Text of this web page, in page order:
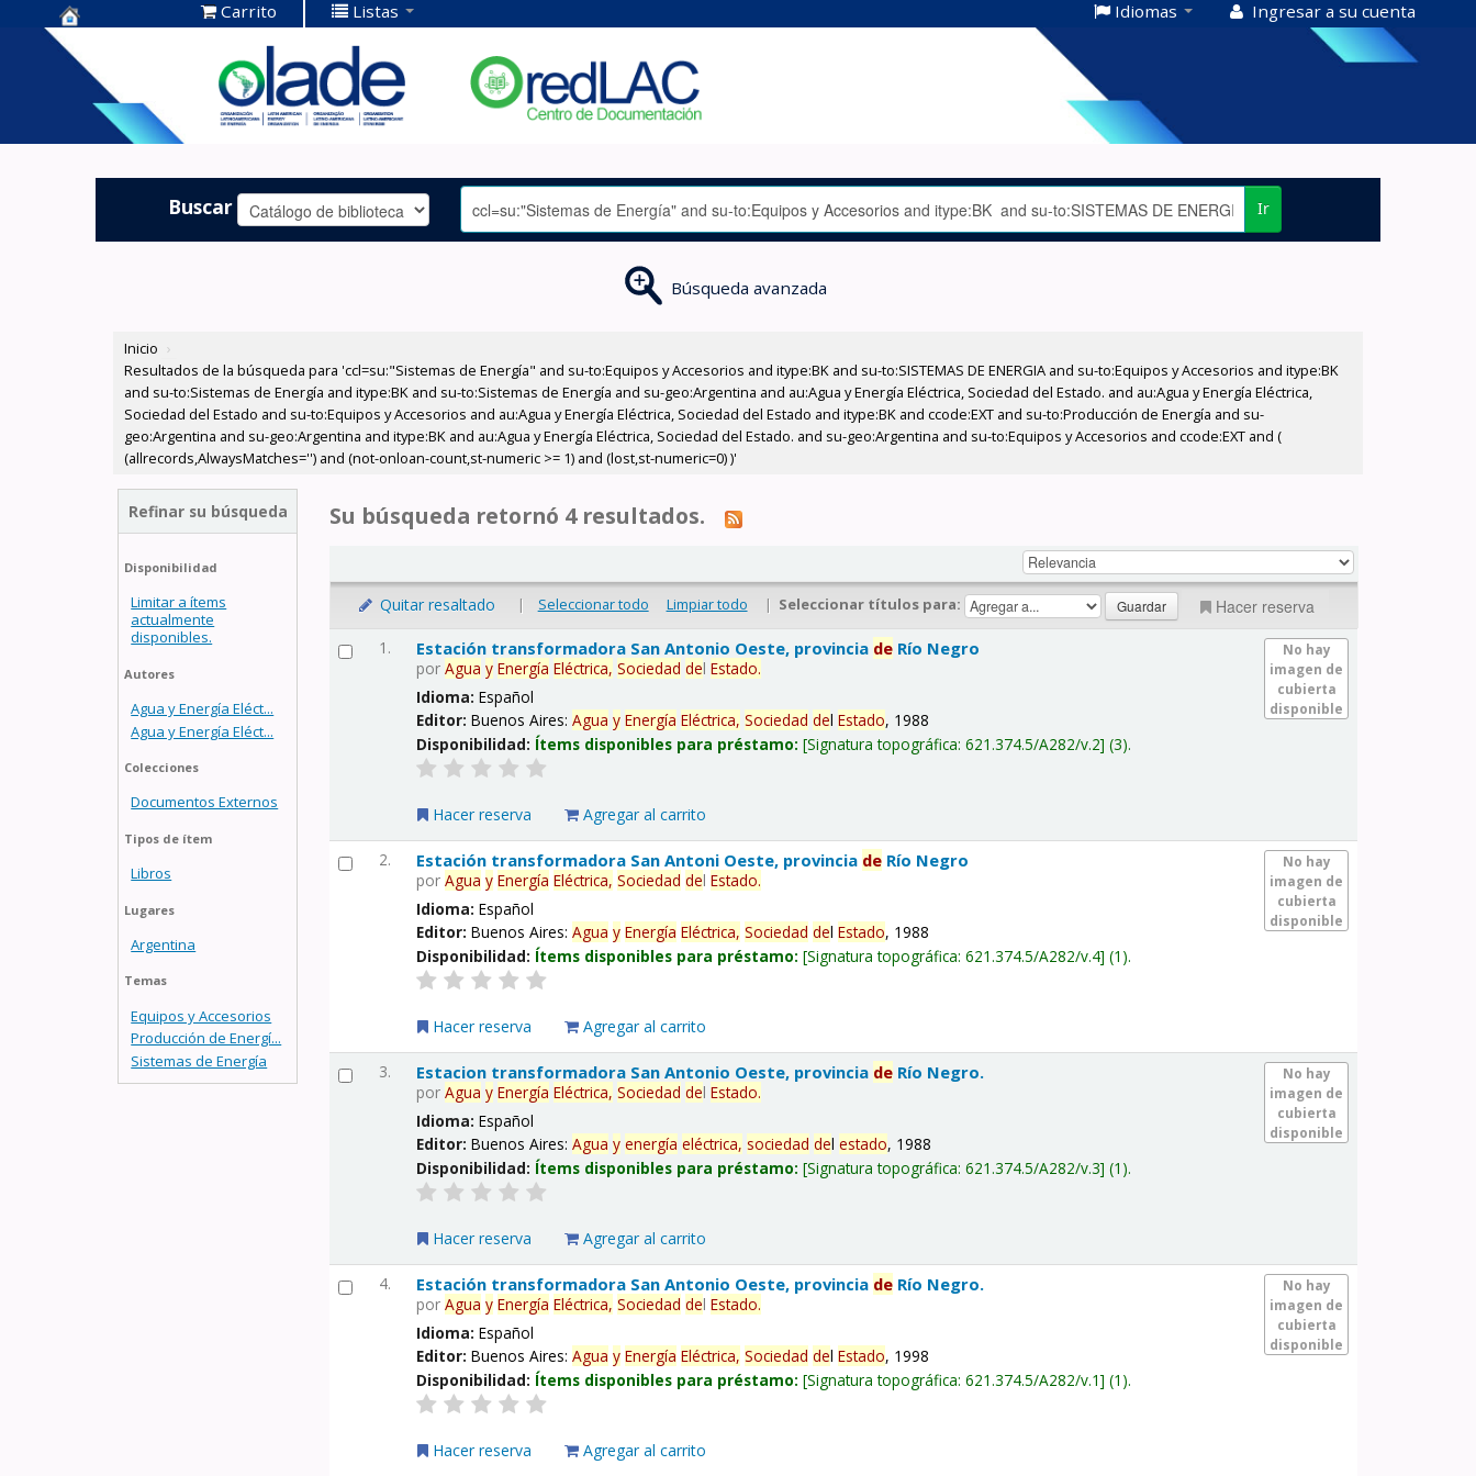
Centro de
Documentación
OLADE -
Carrito Listas Idiomas Ingresar a su cuenta
Buscar Ir
Búsqueda avanzada
Inicio ›
Resultados de la búsqueda para 'ccl=su:"Sistemas de Energía" and su-to:Equipos y Accesorios and itype:BK and su-to:SISTEMAS DE ENERGIA and su-to:Equipos y Accesorios and itype:BK
and su-to:Sistemas de Energía and itype:BK and su-to:Sistemas de Energía and su-geo:Argentina and au:Agua y Energía Eléctrica, Sociedad del Estado. and au:Agua y Energía Eléctrica,
Sociedad del Estado and su-to:Equipos y Accesorios and au:Agua y Energía Eléctrica, Sociedad del Estado and itype:BK and ccode:EXT and su-to:Producción de Energía and su-
geo:Argentina and su-geo:Argentina and itype:BK and au:Agua y Energía Eléctrica, Sociedad del Estado. and su-geo:Argentina and su-to:Equipos y Accesorios and ccode:EXT and (
(allrecords,AlwaysMatches='') and (not-onloan-count,st-numeric >= 1) and (lost,st-numeric=0) )'
Refinar su búsqueda
Disponibilidad
Limitar a ítems
actualmente
disponibles.
Autores
Agua y Energía Eléct...
Agua y Energía Eléct...
Colecciones
Documentos Externos
Tipos de ítem
Libros
Lugares
Argentina
Temas
Equipos y Accesorios
Producción de Energí...
Sistemas de Energía
Su búsqueda retornó 4 resultados.
Quitar resaltado | Seleccionar todo Limpiar todo | Seleccionar títulos para: Hacer reserva
1.
No hay
imagen de
cubierta
disponible
Estación transformadora San Antonio Oeste, provincia de Río Negro
porAgua y Energía Eléctrica, Sociedad delEstado.
Idioma:Español
Editor:Buenos Aires:Agua y Energía Eléctrica, Sociedad delEstado, 1988
Disponibilidad: Ítems disponibles para préstamo: Signatura topográfica:621.374.5/A282/v.2 (3).
Hacer reserva Agregar al carrito
2.
No hay
imagen de
cubierta
disponible
Estación transformadora San Antoni Oeste, provincia de Río Negro
porAgua y Energía Eléctrica, Sociedad delEstado.
Idioma:Español
Editor:Buenos Aires:Agua y Energía Eléctrica, Sociedad delEstado, 1988
Disponibilidad: Ítems disponibles para préstamo: Signatura topográfica:621.374.5/A282/v.4 (1).
Hacer reserva Agregar al carrito
3.
No hay
imagen de
cubierta
disponible
Estacion transformadora San Antonio Oeste, provincia de Río Negro.
porAgua y Energía Eléctrica, Sociedad delEstado.
Idioma:Español
Editor:Buenos Aires:Agua y energía eléctrica, sociedad delestado, 1988
Disponibilidad: Ítems disponibles para préstamo: Signatura topográfica:621.374.5/A282/v.3 (1).
Hacer reserva Agregar al carrito
4.
No hay
imagen de
cubierta
disponible
Estación transformadora San Antonio Oeste, provincia de Río Negro.
porAgua y Energía Eléctrica, Sociedad delEstado.
Idioma:Español
Editor:Buenos Aires:Agua y Energía Eléctrica, Sociedad delEstado, 1998
Disponibilidad: Ítems disponibles para préstamo: Signatura topográfica:621.374.5/A282/v.1 (1).
Hacer reserva Agregar al carrito